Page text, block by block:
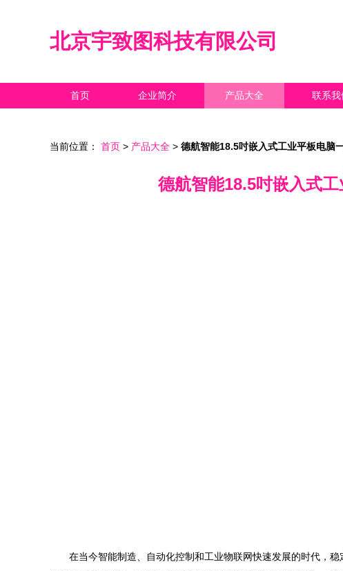
北京宇致图科技有限公司
首页 企业简介 产品大全 联系我
当前位置： 首页 > 产品大全 > 德航智能18.5吋嵌入式工业平板电脑
德航智能18.5吋嵌入式
在当今智能制造、自动化控制和工业物联网快速发展的时代，